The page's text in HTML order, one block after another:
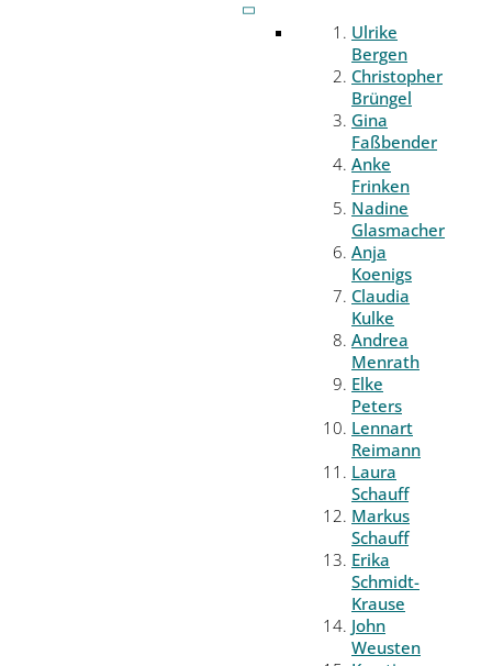
Ulrike
Bergen
Christopher
Brüngel
Gina
Faßbender
Anke
Frinken
Nadine
Glasmacher
Anja
Koenigs
Claudia
Kulke
Andrea
Menrath
Elke
Peters
Lennart
Reimann
Laura
Schauff
Markus
Schauff
Erika
Schmidt-
Krause
John
Weusten